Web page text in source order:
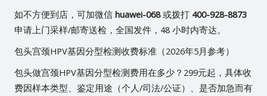
如不方便到店，可加微信 huawei-068或拨打 400-928-8873
申请上门采样/邮寄送检，全国发件，48 小时内寄达。
包头宫颈HPV基因分型检测收费标准（2026年5月参考）
包头做宫颈HPV基因分型检测费用在多少？299元起，具体收
费因样本类型、鉴定用途（个人/司法/公证）、是否加急而有